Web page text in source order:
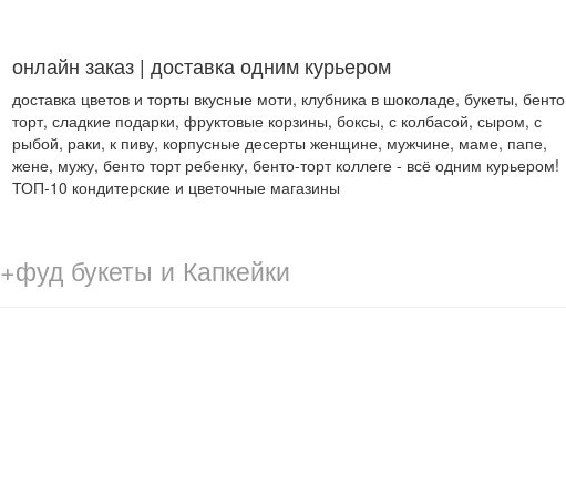
онлайн заказ | доставка одним курьером
доставка цветов и торты вкусные моти, клубника в шоколаде, букеты, бенто
торт, сладкие подарки, фруктовые корзины, боксы, с колбасой, сыром, с
рыбой, раки, к пиву, корпусные десерты женщине, мужчине, маме, папе,
жене, мужу, бенто торт ребенку, бенто-торт коллеге - всё одним курьером!
ТОП-10 кондитерские и цветочные магазины
+фуд букеты и Капкейки